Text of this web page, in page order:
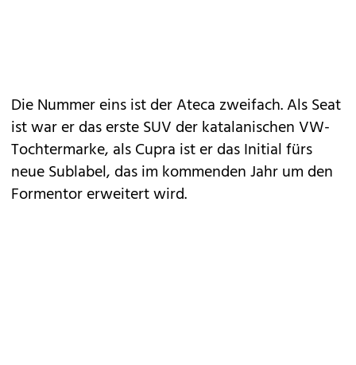
Die Nummer eins ist der Ateca zweifach. AlsSeat
ist war er das erste SUV der katalanischen VW-
Tochtermarke, als Cupra ist er das Initial fürs
neue Sublabel, das im kommenden Jahr um den
Formentorerweitert wird.